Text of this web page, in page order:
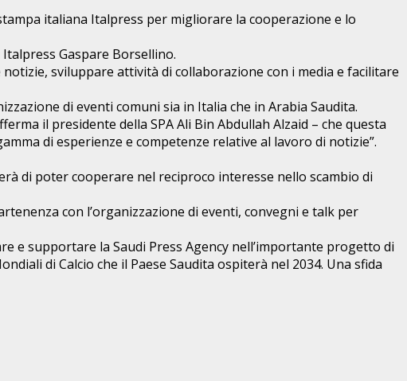
stampa italiana Italpress per migliorare la cooperazione e lo
Gaspare Borsellino.
sviluppare attività di collaborazione con i media e facilitare
di eventi comuni sia in Italia che in Arabia Saudita.
il presidente della SPA Ali Bin Abdullah Alzaid – che questa
di esperienze e competenze relative al lavoro di notizie”.
di poter cooperare nel reciproco interesse nello scambio di
con l’organizzazione di eventi, convegni e talk per
e supportare la Saudi Press Agency nell’importante progetto di
di Calcio che il Paese Saudita ospiterà nel 2034. Una sfida